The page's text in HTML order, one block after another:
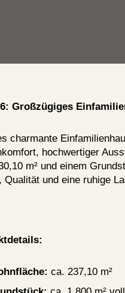
Großzügiges
charmante
hochwertiger
m² und einem
Qualität und eine ruhige
ca. 237,10 m²